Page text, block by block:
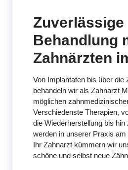
Zuverlässige
Behandlung
Zahnärzten
Von Implantaten bis über die
behandeln wir als Zahnarzt
möglichen
Verschiedenste Therapien,
die Wiederherstellung bis
werden in unserer Praxis am
Ihr Zahnarzt kümmern wir
schöne und selbst neue